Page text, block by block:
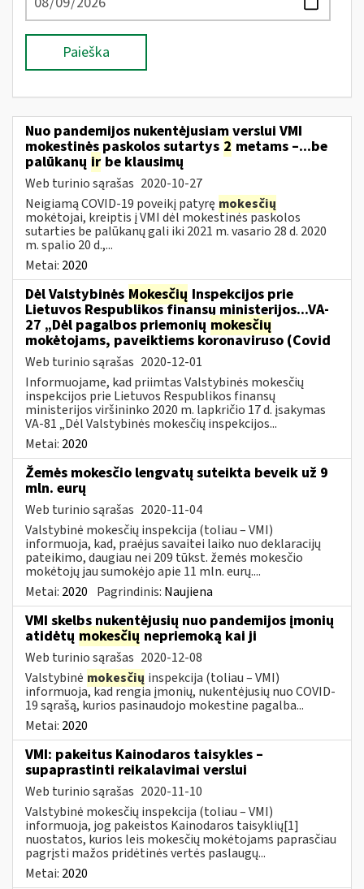
Paieška
Nuo pandemijos nukentėjusiam verslui VMI
mokestinės paskolos sutartys 2 metams –...be
palūkanų ir be klausimų
Web turinio sąrašas 2020-10-27
Neigiamą COVID-19 poveikį patyrę mokesčių
mokėtojai, kreiptis į VMI dėl mokestinės paskolos
sutarties be palūkanų gali iki 2021 m. vasario 28 d. 2020
m. spalio 20 d.,...
Metai: 2020
Dėl Valstybinės Mokesčių Inspekcijos prie
Lietuvos Respublikos finansų ministerijos...VA-
27 „Dėl pagalbos priemonių mokesčių
mokėtojams, paveiktiems koronaviruso (Covid
Web turinio sąrašas 2020-12-01
Informuojame, kad priimtas Valstybinės mokesčių
inspekcijos prie Lietuvos Respublikos finansų
ministerijos viršininko 2020 m. lapkričio 17 d. įsakymas
VA-81 „Dėl Valstybinės mokesčių inspekcijos...
Metai: 2020
Žemės mokesčio lengvatų suteikta beveik už 9
mln. eurų
Web turinio sąrašas 2020-11-04
Valstybinė mokesčių inspekcija (toliau – VMI)
informuoja, kad, praėjus savaitei laiko nuo deklaracijų
pateikimo, daugiau nei 209 tūkst. žemės mokesčio
mokėtojų jau sumokėjo apie 11 mln. eurų....
Metai: 2020 Pagrindinis: Naujiena
VMI skelbs nukentėjusių nuo pandemijos įmonių
atidėtų mokesčių nepriemoką kai ji
Web turinio sąrašas 2020-12-08
Valstybinė mokesčių inspekcija (toliau – VMI)
informuoja, kad rengia įmonių, nukentėjusių nuo COVID-
19 sąrašą, kurios pasinaudojo mokestine pagalba...
Metai: 2020
VMI: pakeitus Kainodaros taisykles –
supaprastinti reikalavimai verslui
Web turinio sąrašas 2020-11-10
Valstybinė mokesčių inspekcija (toliau – VMI)
informuoja, jog pakeistos Kainodaros taisyklių[1]
nuostatos, kurios leis mokesčių mokėtojams paprasčiau
pagrįsti mažos pridėtinės vertės paslaugų...
Metai: 2020